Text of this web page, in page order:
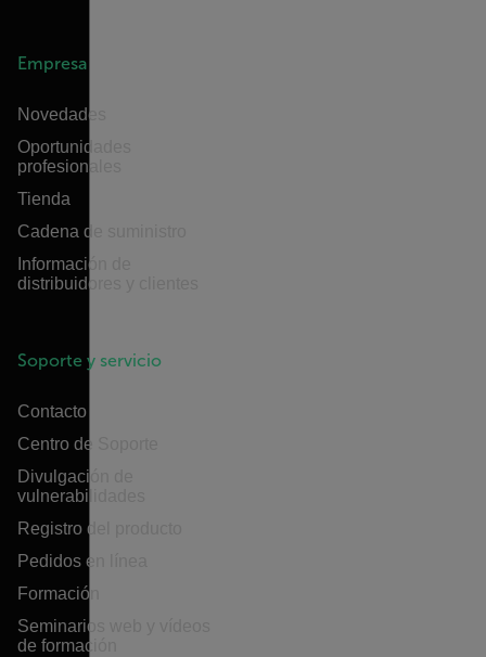
Empresa
Novedades
Oportunidades
profesionales
Tienda
Cadena de suministro
Información de
distribuidores y clientes
Soporte y servicio
Contacto
Centro de Soporte
Divulgación de
vulnerabilidades
Registro del producto
Pedidos en línea
Formación
Seminarios web y vídeos
de formación